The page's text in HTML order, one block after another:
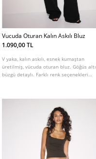
Vucuda Oturan Kalın Askılı Bluz
1.090,00 TL
V yaka, kalın askılı, esnek kumaştan
üretilmiş, vücuda oturan bluz. Göğüs altı
büzgü detaylı. Farklı renk seçenekleri